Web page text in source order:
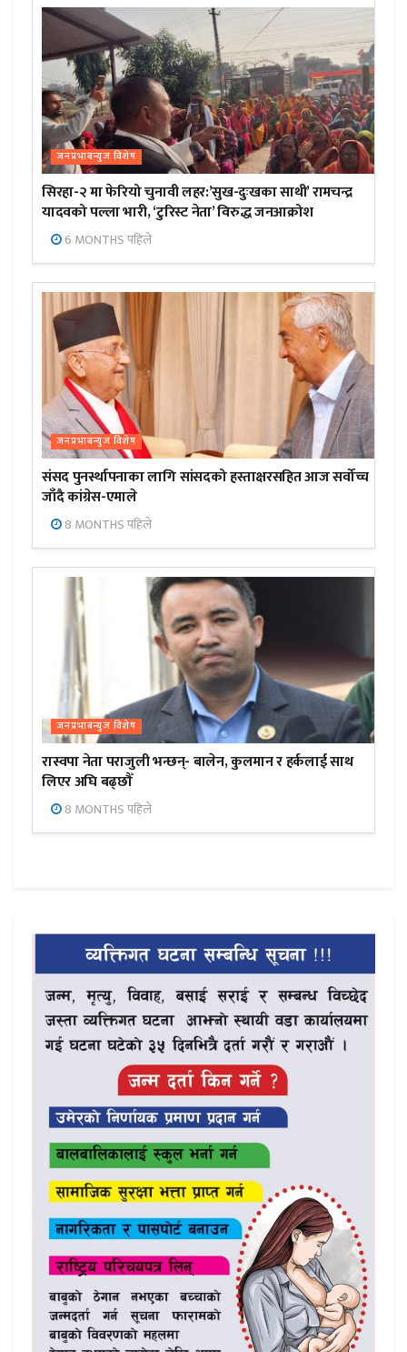
जनप्रभाबन्युज विशेष
सिरहा-२ मा फेरियो चुनावी लहर:’सुख-दुःखका साथी’ रामचन्द्र
यादवको पल्ला भारी, ‘टुरिस्ट नेता’ विरुद्ध जनआक्रोश
6 MONTHS पहिले
जनप्रभाबन्युज विशेष
संसद पुनर्स्थापनाका लागि सांसदको हस्ताक्षरसहित आज सर्वोच्च
जाँदै कांग्रेस-एमाले
8 MONTHS पहिले
जनप्रभाबन्युज विशेष
रास्वपा नेता पराजुली भन्छन्- बालेन, कुलमान र हर्कलाई साथ
लिएर अघि बढ्छौँ
8 MONTHS पहिले